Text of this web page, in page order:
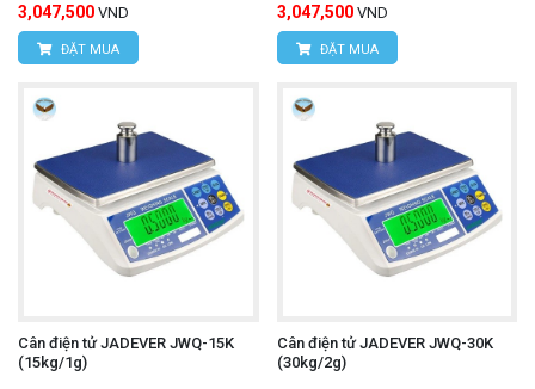
3,047,500 VND
ĐẶT MUA
3,047,500 VND
ĐẶT MUA
Cân điện tử JADEVER JWQ-15K
(15kg/1g)
Cân điện tử JADEVER JWQ-30K
(30kg/2g)